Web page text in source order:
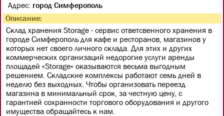
Адрес: город Симферополь
Описание:
Склад хранения Storage - сервис ответсвенного хранения в
городе Симферополь для кафе и ресторанов, магазинов у
которых нет своего личного склада. Для этих и других
коммерческих организаций недорогие услуги аренды
площадей «Storage» оказываются весьма выгодным
решением. Складские комплексы работают семь дней в
неделю без выходных. Чтобы организовать переезд
магазина в минимальный срок, за честную цену, с
гарантией сохранности торгового оборудования и другого
имущества обращайтесь к нам.